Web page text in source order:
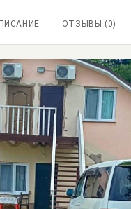
ОТЗЫВЫ ( 0)